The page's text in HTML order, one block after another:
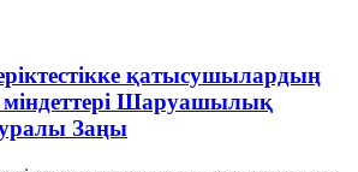
қатысушылардың
Шаруашылық
туралы Заңы